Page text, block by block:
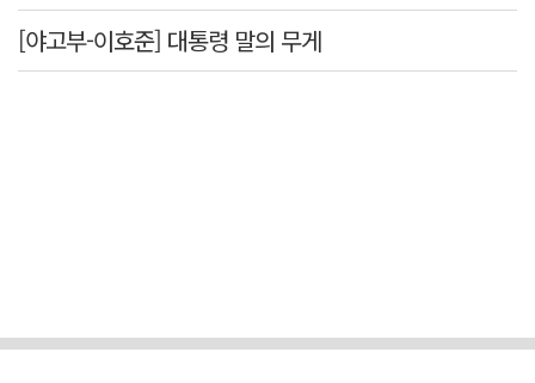
[야고부-이호준] 대통령 말의 무게